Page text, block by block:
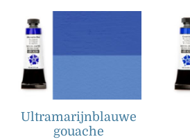
Ultramarijnblauwe
gouache